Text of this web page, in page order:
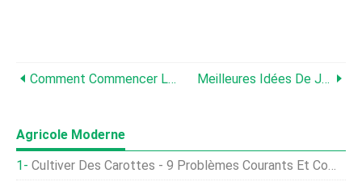
Comment Commencer Le Jardinage De Poireaux Pour Les Débutants Meilleures Idées De Jardinage, Des Astuces, Technique, Et Secrets
Agricole Moderne
Cultiver Des Carottes - 9 Problèmes Courants Et Comment Les Gérer